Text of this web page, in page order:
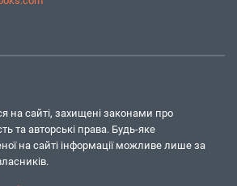
на сайті, захищені законами про
та авторські права. Будь-яке
на сайті інформації можливе лише за